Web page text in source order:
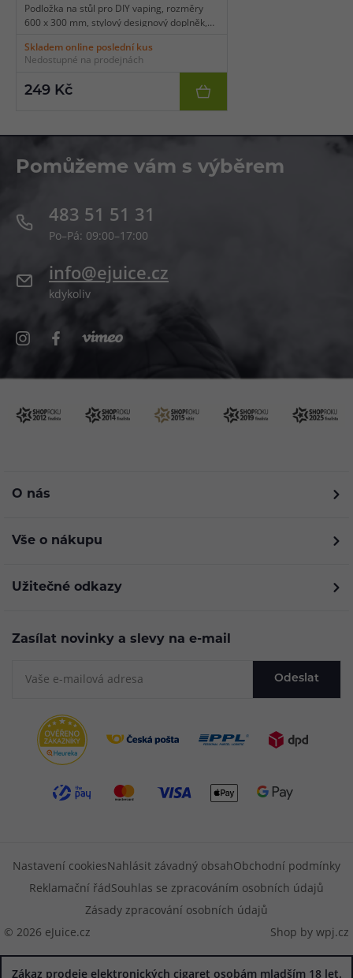
Podložka na stůl pro DIY vaping, rozměry
600 x 300 mm, stylový designový doplněk,
Skladem online poslední kus
Nedostupné na prodejnách
249 Kč
Pomůžeme vám s výběrem
483 51 51 31
Po–Pá: 09:00–17:00
info@ejuice.cz
kdykoliv
O nás
Vše o nákupu
Užitečné odkazy
Zasílat novinky a slevy na e-mail
Odeslat
© 2026 eJuice.cz
Nastavení cookiesNahlásit závadný obsahObchodní podmínky
Reklamační řádSouhlas se zpracováním osobních údajů
Zásady zpracování osobních údajů
Shop by wpj.cz
Zákaz prodeje elektronických cigaret osobám mladším 18 let.